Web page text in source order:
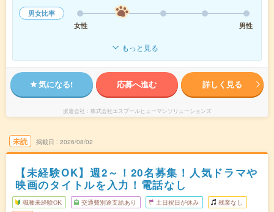
男女比率
女性
男性
もっと見る
気になる! 応募へ進む 詳しく見る
派遣会社 株式会社エスプールヒューマンソリューションズ
未読 掲載日 2026/08/02
【未経験OK】週2～！20名募集！人気ドラマや
映画のタイトルを入力！電話なし
職種未経験OK 交通費別途支給あり 土日祝日が休み 残業なし